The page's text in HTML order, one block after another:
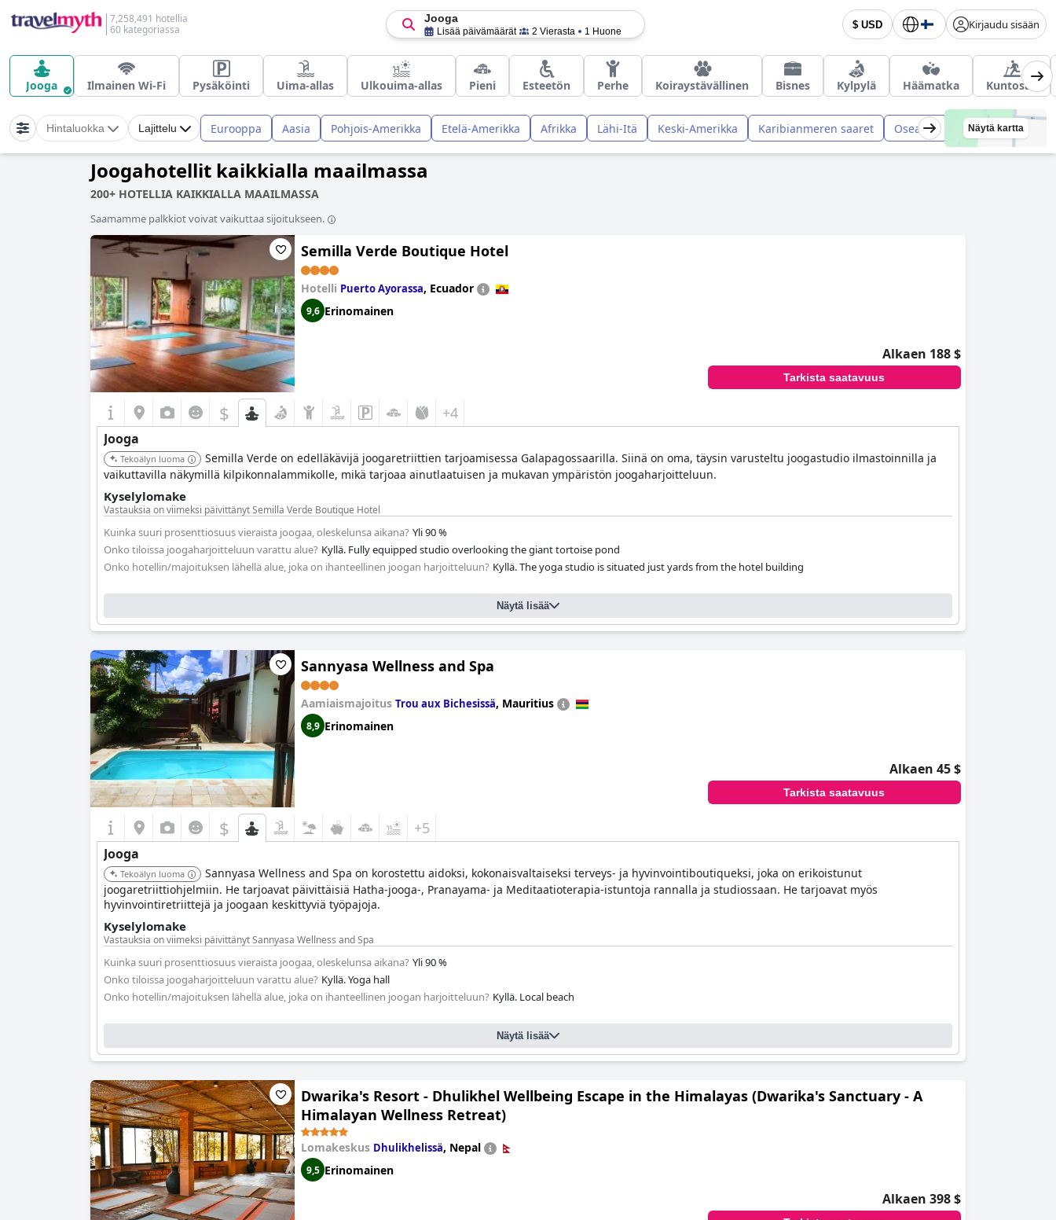
7,258,491 hotellia
60 kategoriassa
$ USD Kirjaudu sisään
Jooga
Lisää päivämäärät 2 Vierasta 1 Huone
Jooga Ilmainen Wi-Fi Pysäköinti Uima-allas Ulkouima-allas Pieni Esteetön Perhe Koiraystävällinen Bisnes Kylpylä Häämatka Kuntosali
Hintaluokka Lajittelu Eurooppa Aasia Pohjois-Amerikka Etelä-Amerikka Afrikka Lähi-Itä Keski-Amerikka Karibianmeren saaret Oseania Näytä kartta
Joogahotellit kaikkialla maailmassa
200+ HOTELLIA KAIKKIALLA MAAILMASSA
Saamamme palkkiot voivat vaikuttaa sijoitukseen.
Semilla Verde Boutique Hotel
Hotelli Puerto Ayorassa, Ecuador
9,6 Erinomainen
Alkaen 188 $
Tarkista saatavuus
$ +4
Jooga
Tekoälyn luoma
Semilla Verde on edelläkävijä joogaretriittien tarjoamisessa Galapagossaarilla. Siinä on oma, täysin varusteltu joogastudio ilmastoinnilla ja
vaikuttavilla näkymillä kilpikonnalammikolle, mikä tarjoaa ainutlaatuisen ja mukavan ympäristön joogaharjoitteluun.
Kyselylomake
Vastauksia on viimeksi päivittänyt Semilla Verde Boutique Hotel
Kuinka suuri prosenttiosuus vieraista joogaa, oleskelunsa aikana? Yli 90 %
Onko tiloissa joogaharjoitteluun varattu alue? Kyllä. Fully equipped studio overlooking the giant tortoise pond
Onko hotellin/majoituksen lähellä alue, joka on ihanteellinen joogan harjoitteluun? Kyllä. The yoga studio is situated just yards from the hotel building
Näytä lisää
Sannyasa Wellness and Spa
Aamiaismajoitus Trou aux Bichesissä, Mauritius
8,9 Erinomainen
Alkaen 45 $
Tarkista saatavuus
$ +5
Jooga
Tekoälyn luoma
Sannyasa Wellness and Spa on korostettu aidoksi, kokonaisvaltaiseksi terveys- ja hyvinvointiboutiqueksi, joka on erikoistunut
joogaretriittiohjelmiin. He tarjoavat päivittäisiä Hatha-jooga-, Pranayama- ja Meditaatioterapia-istuntoja rannalla ja studiossaan. He tarjoavat myös
hyvinvointiretriittejä ja joogaan keskittyviä työpajoja.
Kyselylomake
Vastauksia on viimeksi päivittänyt Sannyasa Wellness and Spa
Kuinka suuri prosenttiosuus vieraista joogaa, oleskelunsa aikana? Yli 90 %
Onko tiloissa joogaharjoitteluun varattu alue? Kyllä. Yoga hall
Onko hotellin/majoituksen lähellä alue, joka on ihanteellinen joogan harjoitteluun? Kyllä. Local beach
Näytä lisää
Dwarika's Resort - Dhulikhel Wellbeing Escape in the Himalayas (Dwarika's Sanctuary - A
Himalayan Wellness Retreat)
Lomakeskus Dhulikhelissä, Nepal
9,5 Erinomainen
Alkaen 398 $